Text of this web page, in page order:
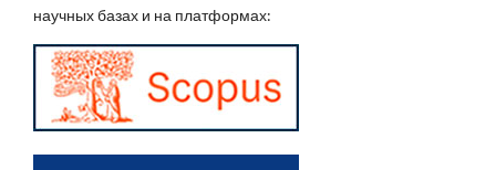
научных базах и на платформах: